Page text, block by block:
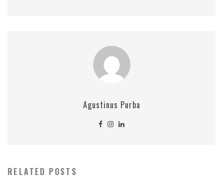
Agustinus Purba
RELATED POSTS